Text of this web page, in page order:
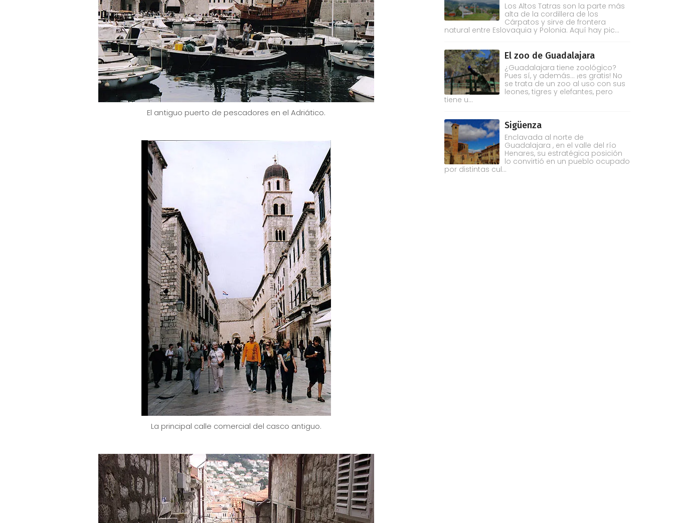
El antiguo puerto de pescadores en el Adriático.
La principal calle comercial del casco antiguo.
Los Altos Tatras son la parte más
alta de la cordillera de los
Cárpatos y sirve de frontera
natural entre Eslovaquia y Polonia. Aquí hay pic...
El zoo de Guadalajara
¿Guadalajara tiene zoológico?
Pues sí, y además... ¡es gratis! No
se trata de un zoo al uso con sus
leones, tigres y elefantes, pero
tiene u...
Sigüenza
Enclavada al norte de
Guadalajara , en el valle del río
Henares, su estratégica posición
lo convirtió en un pueblo ocupado
por distintas cul...